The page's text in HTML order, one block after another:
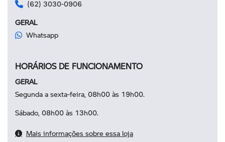
(62) 3030-0906
GERAL
Whatsapp
HORÁRIOS DE FUNCIONAMENTO
GERAL
Segunda a sexta-feira, 08h00 às 19h00.
Sábado, 08h00 às 13h00.
Mais informações sobre essa loja